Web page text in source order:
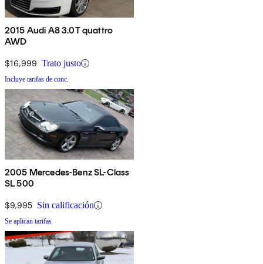
2015 Audi A8 3.0T quattro
AWD
$16,999 Trato justo
Incluye tarifas de conc.
2005 Mercedes-Benz SL-Class
SL 500
$9,995 Sin calificación
Se aplican tarifas